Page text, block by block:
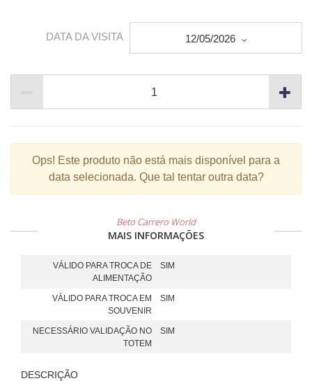
DATA DA VISITA 12/05/2026
Ops! Este produto não está mais disponível para a
data selecionada. Que tal tentar outra data?
Beto Carrero World
MAIS INFORMAÇÕES
VÁLIDO PARA TROCA DE
ALIMENTAÇÃO
SIM
VÁLIDO PARA TROCA EM
SOUVENIR
SIM
NECESSÁRIO VALIDAÇÃO NO
TOTEM
SIM
DESCRIÇÃO